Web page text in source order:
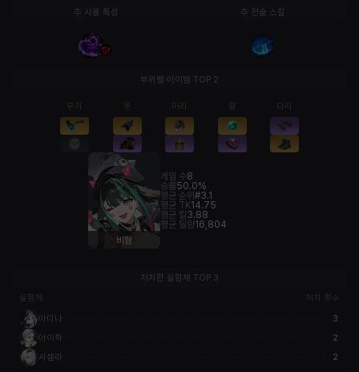
주 사용 특성 주 전술 스킬
부위별 아이템 TOP 2
무기 옷 머리 팔 다리
비형
게임 수8
승률50.0%
평균 순위 #3.1
평균 TK14.75
평균 킬3.88
평균 딜량16,804
처치한 실험체 TOP 3
실험체
처치 횟수
아디나
아이작
시셀라
3
2
2